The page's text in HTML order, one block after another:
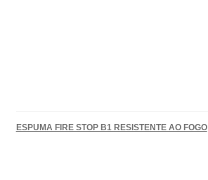
ESPUMA FIRE STOP B1 RESISTENTE AO FOGO